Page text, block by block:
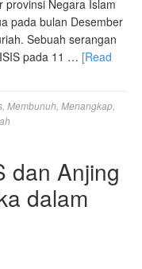
provinsi Negara Islam
pada bulan Desember
Sebuah serangan
pada 11 … [Read
Membunuh Menangkap
dan Anjing
dalam